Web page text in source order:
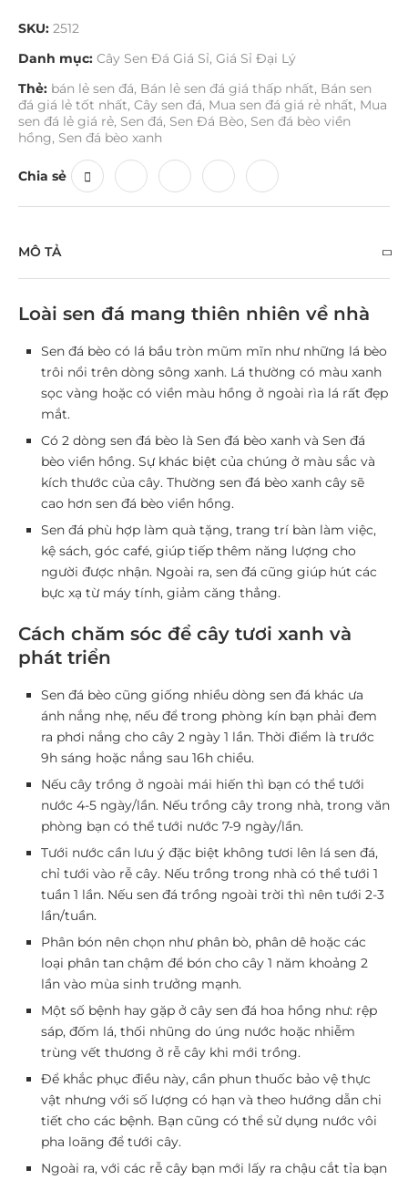
SKU: 2512
Danh mục: Cây Sen Đá Giá Sỉ, Giá Sỉ Đại Lý
Thẻ: bán lẻ sen đá, Bán lẻ sen đá giá thấp nhất, Bán sen
đá giá lẻ tốt nhất, Cây sen đá, Mua sen đá giá rẻ nhất, Mua
sen đá lẻ giá rẻ, Sen đá, Sen Đá Bèo, Sen đá bèo viền
hồng, Sen đá bèo xanh
Chia sẻ
MÔ TẢ
Loài sen đá mang thiên nhiên về nhà
Sen đá bèo có lá bầu tròn mũm mĩn như những lá bèo
trôi nổi trên dòng sông xanh. Lá thường có màu xanh
sọc vàng hoặc có viền màu hồng ở ngoài rìa lá rất đẹp
mắt.
Có 2 dòng sen đá bèo là Sen đá bèo xanh và Sen đá
bèo viền hồng. Sự khác biệt của chúng ở màu sắc và
kích thước của cây. Thường sen đá bèo xanh cây sẽ
cao hơn sen đá bèo viền hồng.
Sen đá phù hợp làm quà tặng, trang trí bàn làm việc,
kệ sách, góc café, giúp tiếp thêm năng lượng cho
người được nhận. Ngoài ra, sen đá cũng giúp hút các
bực xạ từ máy tính, giảm căng thẳng.
Cách chăm sóc để cây tươi xanh và
phát triển
Sen đá bèo cũng giống nhiều dòng sen đá khác ưa
ánh nắng nhẹ, nếu để trong phòng kín bạn phải đem
ra phơi nắng cho cây 2 ngày 1 lần. Thời điểm là trước
9h sáng hoặc nắng sau 16h chiều.
Nếu cây trồng ở ngoài mái hiến thì bạn có thể tưới
nước 4-5 ngày/lần. Nếu trồng cây trong nhà, trong văn
phòng bạn có thể tưới nước 7-9 ngày/lần.
Tưới nước cần lưu ý đặc biệt không tươi lên lá sen đá,
chỉ tưới vào rễ cây. Nếu trồng trong nhà có thể tưới 1
tuần 1 lần. Nếu sen đá trồng ngoài trời thì nên tưới 2-3
lần/tuần.
Phân bón nên chọn như phân bò, phân dê hoặc các
loại phân tan chậm để bón cho cây 1 năm khoảng 2
lần vào mùa sinh trưởng mạnh.
Một số bệnh hay gặp ở cây sen đá hoa hồng như: rệp
sáp, đốm lá, thối nhũng do úng nước hoặc nhiễm
trùng vết thương ở rễ cây khi mới trồng.
Để khắc phục điều này, cần phun thuốc bảo vệ thực
vật nhưng với số lượng có hạn và theo hướng dẫn chi
tiết cho các bệnh. Bạn cũng có thể sử dụng nước vôi
pha loãng để tưới cây.
Ngoài ra, với các rễ cây bạn mới lấy ra chậu cắt tỉa bạn